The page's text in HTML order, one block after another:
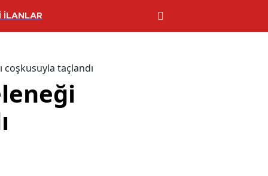
İLANLAR
coşkusuyla taçlandı